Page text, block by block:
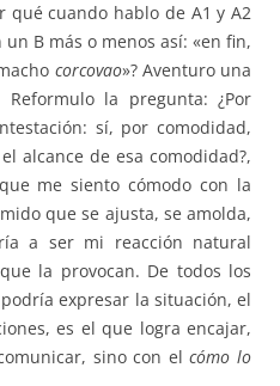
qué cuando hablo de A1 y A2
B más o menos así: «en fin,
corcovao»? Aventuro una
la pregunta: ¿Por
sí, por comodidad,
alcance de esa comodidad?,
me siento cómodo con la
que se ajusta, se amolda,
a ser mi reacción natural
la provocan. De todos los
expresar la situación, el
es el que logra encajar,
sino con elcómo lo